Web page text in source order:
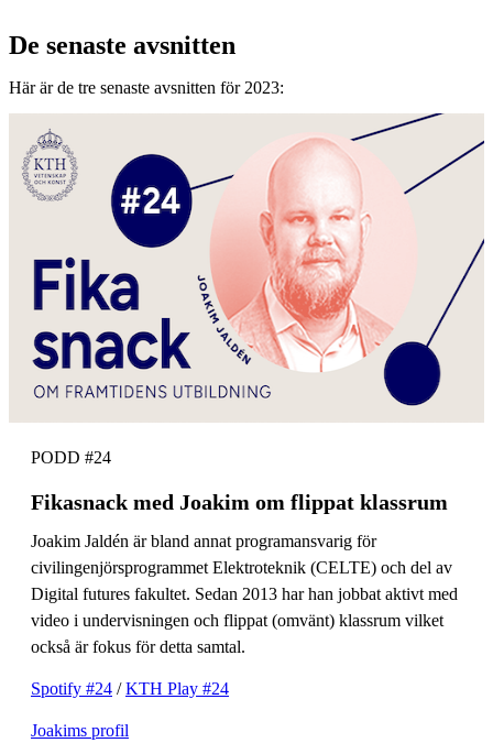
De senaste avsnitten
Här är de tre senaste avsnitten för 2023:
PODD #24
Fikasnack med Joakim om flippat klassrum
Joakim Jaldén är bland annat programansvarig för
civilingenjörsprogrammet Elektroteknik (CELTE) och del av
Digital futures fakultet. Sedan 2013 har han jobbat aktivt med
video i undervisningen och flippat (omvänt) klassrum vilket
också är fokus för detta samtal.
Spotify #24 /KTH Play #24
Joakims profil